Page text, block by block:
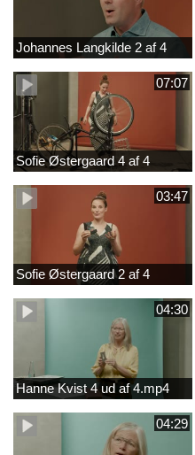
Johannes Langkilde 2 af 4
07:07
Sofie Østergaard 4 af 4
03:47
Sofie Østergaard 2 af 4
04:30
Hanne Kvist 4 ud af 4.mp4
04:29